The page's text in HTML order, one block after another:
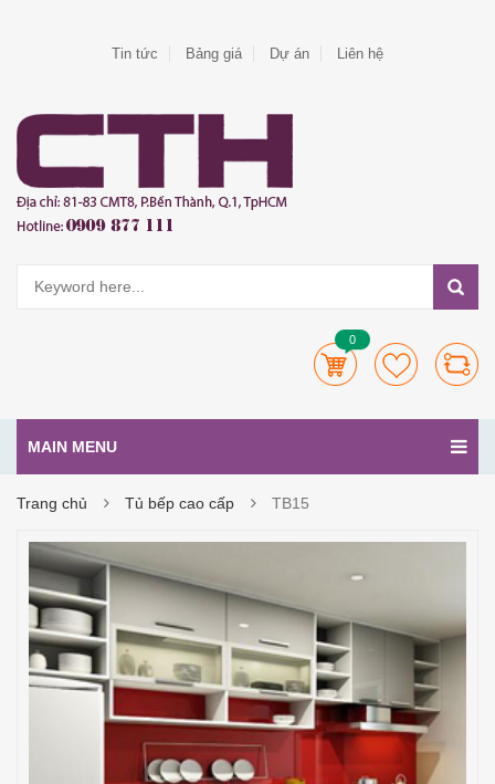
Tin tức Bảng giá Dự án Liên hệ
0
MAIN MENU
Trang chủ Tủ bếp cao cấp TB15